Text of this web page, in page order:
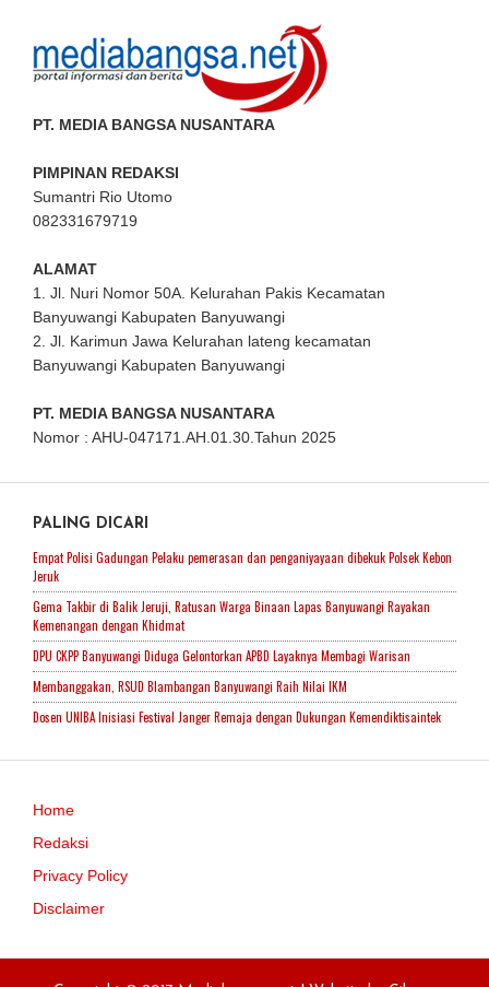
PT. MEDIA BANGSA NUSANTARA
PIMPINAN REDAKSI
Sumantri Rio Utomo
082331679719
ALAMAT
1. Jl. Nuri Nomor 50A. Kelurahan Pakis Kecamatan
Banyuwangi Kabupaten Banyuwangi
2. Jl. Karimun Jawa Kelurahan lateng kecamatan
Banyuwangi Kabupaten Banyuwangi
PT. MEDIA BANGSA NUSANTARA
Nomor : AHU-047171.AH.01.30.Tahun 2025
PALING DICARI
Empat Polisi Gadungan Pelaku pemerasan dan penganiyayaan dibekuk Polsek Kebon
Jeruk
Gema Takbir di Balik Jeruji, Ratusan Warga Binaan Lapas Banyuwangi Rayakan
Kemenangan dengan Khidmat
DPU CKPP Banyuwangi Diduga Gelontorkan APBD Layaknya Membagi Warisan
Membanggakan, RSUD Blambangan Banyuwangi Raih Nilai IKM
Dosen UNIBA Inisiasi Festival Janger Remaja dengan Dukungan Kemendiktisaintek
Home
Redaksi
Privacy Policy
Disclaimer